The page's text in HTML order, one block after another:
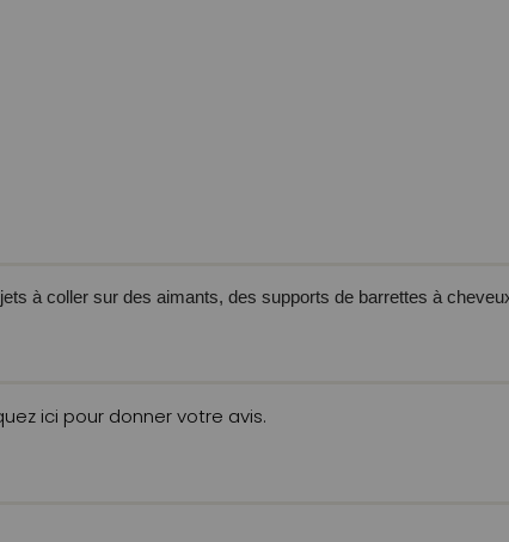
à coller sur des aimants, des supports de barrettes à
ici pour donner votre avis.